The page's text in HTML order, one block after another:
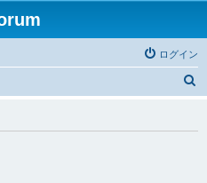
ログイン